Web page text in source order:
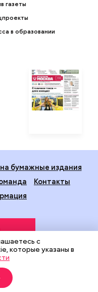
газеты
в образовании
бумажные издания
Контакты
Департамента
города Москвы.
технологии
с
которые указаны в